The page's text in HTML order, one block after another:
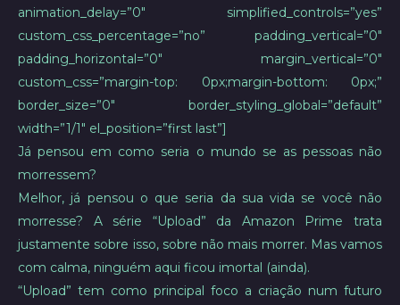
animation_delay=”0″ simplified_controls=”yes”
custom_css_percentage=”no” padding_vertical=”0″
padding_horizontal=”0″ margin_vertical=”0″
custom_css=”margin-top: 0px;margin-bottom: 0px;”
border_size=”0″ border_styling_global=”default”
width=”1/1″ el_position=”first last”]
Já pensou em como seria o mundo se as pessoas não
morressem?
Melhor, já pensou o que seria da sua vida se você não
morresse? A série “Upload” da Amazon Prime trata
justamente sobre isso, sobre não mais morrer. Mas vamos
com calma, ninguém aqui ficou imortal (ainda).
“Upload” tem como principal foco a criação num futuro